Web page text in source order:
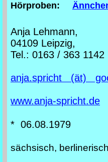
Hörproben:
Anja Lehmann,
04109 Leipzig,
Tel.: 0163 / 363 1142
anja.spricht (ät)
www.anja-spricht.de
* 06.08.1979
sächsisch,